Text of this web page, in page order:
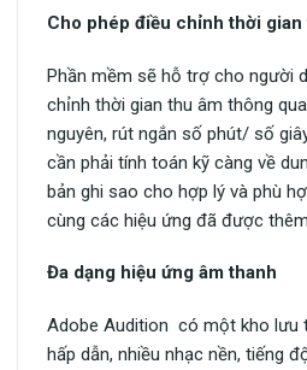
Cho phép điều chỉnh thời gian
Phần mềm sẽ hỗ trợ cho người
chỉnh thời gian thu âm thông
nguyên, rút ngắn số phút/ số
cần phải tính toán kỹ càng về
bản ghi sao cho hợp lý và phù
cùng các hiệu ứng đã được
Đa dạng hiệu ứng âm thanh
Adobe Audition có một kho lưu
hấp dẫn, nhiều nhạc nền, tiếng